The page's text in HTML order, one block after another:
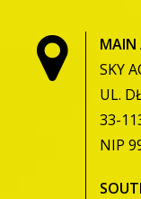
MAIN
SKY
UL.
33-
NIP